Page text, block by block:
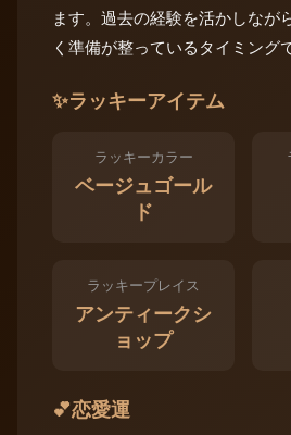
ます。過去の経験を活かしなが
く準備が整っているタイミング
✨ラッキーアイテム
ラッキーカラー
ベージュゴール
ド
ラッキープレイス
アンティークシ
ョップ
💕恋愛運